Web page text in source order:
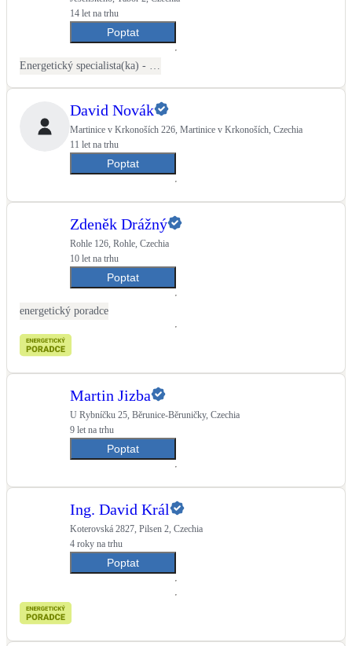
14 let na trhu
Poptat
David Novák
Martinice v Krkonoších 226, Martinice v Krkonoších, Czechia
11 let na trhu
Poptat
Zdeněk Drážný
Rohle 126, Rohle, Czechia
10 let na trhu
Poptat
energetický poradce
Martin Jizba
U Rybníčku 25, Běrunice-Běruničky, Czechia
9 let na trhu
Poptat
Ing. David Král
Koterovská 2827, Pilsen 2, Czechia
4 roky na trhu
Poptat